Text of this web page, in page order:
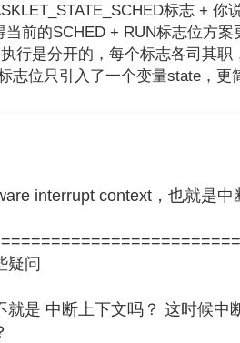
标志 + 你
当前的SCHED + RUN标志位方
行是分开的，每个标志各司其职
志位只引入了一个变量state，更
interrupt context，也就是
疑问
就是 中断上下文吗？ 这时候中